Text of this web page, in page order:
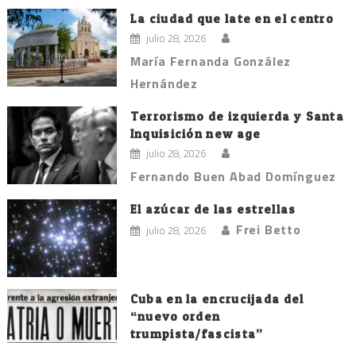
La ciudad que late en el centro
julio 28, 2026
María Fernanda González
Hernández
Terrorismo de izquierda y Santa
Inquisición new age
julio 28, 2026
Fernando Buen Abad Domínguez
El azúcar de las estrellas
julio 28, 2026 Frei Betto
Cuba en la encrucijada del
“nuevo orden
trumpista/fascista”